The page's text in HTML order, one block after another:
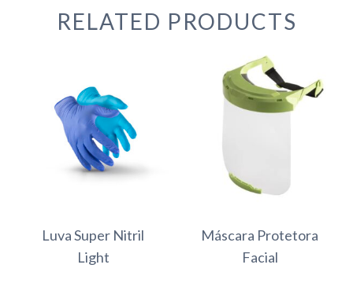
RELATED PRODUCTS
Luva Super Nitril
Light
Máscara Protetora
Facial